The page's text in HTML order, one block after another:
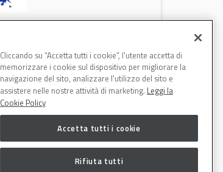
quando la
verniciatura
diventa ingegneria
di precisione
R-M Low Energy: i
cicli di verniciatura
che riducono
consumi energetici,
carrozzeria
Cliccando su “Accetta tutti i cookie”, l'utente accetta di
memorizzare i cookie sul dispositivo per migliorare la
navigazione del sito, analizzare l'utilizzo del sito e
assistere nelle nostre attività di marketing. Leggi la
Cookie Policy
Accetta tutti i cookie
Rifiuta tutti